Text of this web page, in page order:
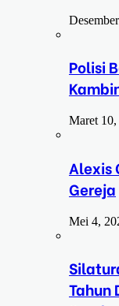
Polisi
Maret
Alexis
Gereja
Mei 4,
Tahun